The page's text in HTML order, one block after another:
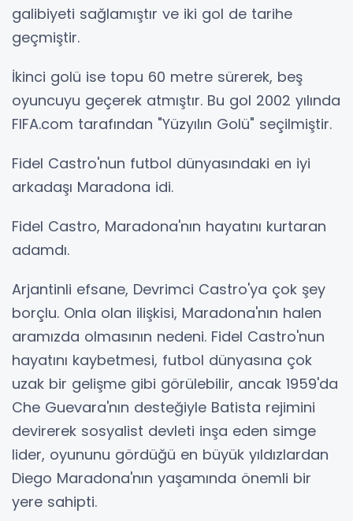
galibiyeti sağlamıştır ve iki gol de tarihe
geçmiştir.
İkinci golü ise topu 60 metre sürerek, beş
oyuncuyu geçerek atmıştır. Bu gol 2002 yılında
FIFA.com tarafından "Yüzyılın Golü" seçilmiştir.
Fidel Castro'nun futbol dünyasındaki en iyi
arkadaşı Maradona idi.
Fidel Castro, Maradona'nın hayatını kurtaran
adamdı.
Arjantinli efsane, Devrimci Castro'ya çok şey
borçlu. Onla olan ilişkisi, Maradona'nın halen
aramızda olmasının nedeni. Fidel Castro'nun
hayatını kaybetmesi, futbol dünyasına çok
uzak bir gelişme gibi görülebilir, ancak 1959'da
Che Guevara'nın desteğiyle Batista rejimini
devirerek sosyalist devleti inşa eden simge
lider, oyununu gördüğü en büyük yıldızlardan
Diego Maradona'nın yaşamında önemli bir
yere sahipti.